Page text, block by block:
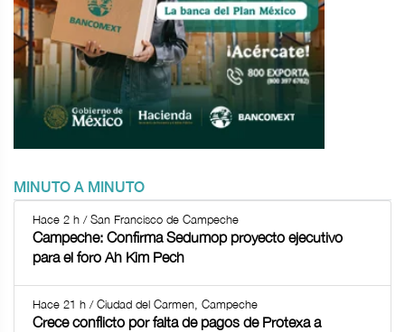
MINUTO A MINUTO
Hace 2 h / San Francisco de Campeche
Campeche: Confirma Sedumop proyecto ejecutivo
para el foro Ah Kim Pech
Hace 21 h / Ciudad del Carmen, Campeche
Crece conflicto por falta de pagos de Protexa a